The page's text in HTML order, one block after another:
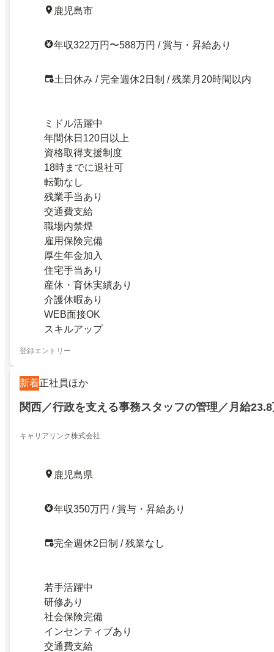
鹿児島市
年収322万円〜588万円 / 賞与・昇給あり
土日休み / 完全週休2日制 / 残業月20時間以内
ミドル活躍中
年間休日120日以上
資格取得支援制度
18時までに退社可
転勤なし
残業手当あり
交通費支給
職場内禁煙
雇用保険完備
厚生年金加入
住宅手当あり
産休・育休実績あり
介護休暇あり
WEB面接OK
スキルアップ
登録エントリー
新着正社員ほか
関西／行政を支える事務スタッフの管理／月給
キャリアリンク株式会社
鹿児島県
年収350万円 / 賞与・昇給あり
完全週休2日制 / 残業なし
若手活躍中
研修あり
社会保険完備
インセンティブあり
交通費支給